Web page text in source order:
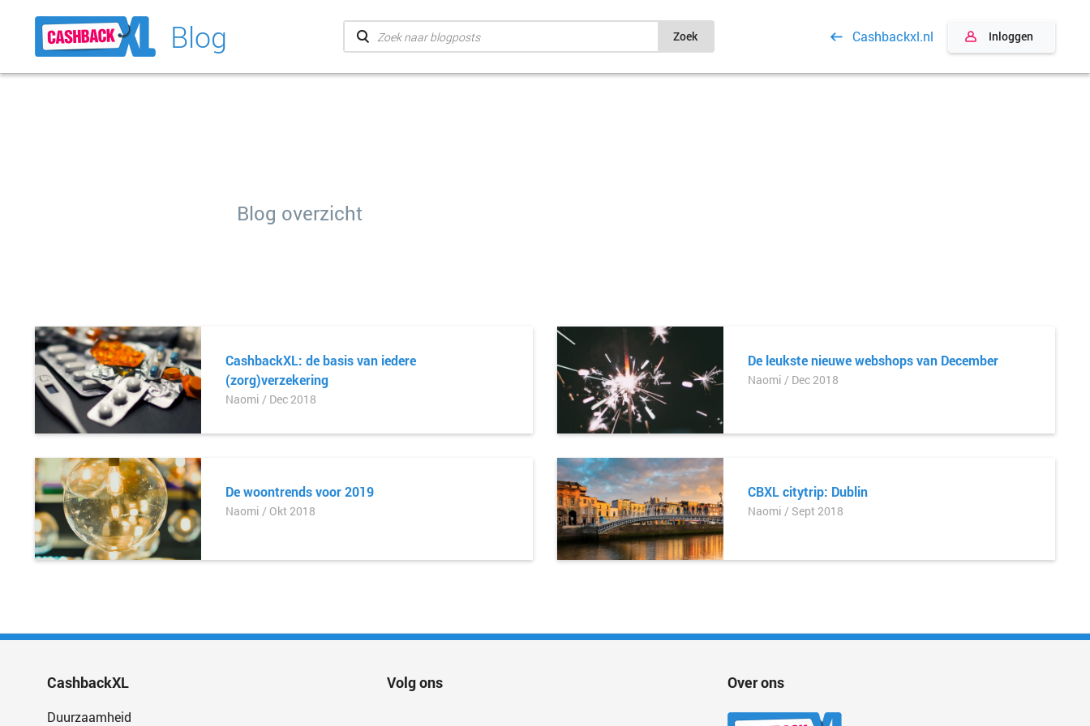
Blog Zoek Cashbackxl.nl Inloggen
Blog overzicht
CashbackXL: de basis van iedere
(zorg)verzekering
Naomi / Dec 2018
De leukste nieuwe webshops van December
Naomi / Dec 2018
De woontrends voor 2019
Naomi / Okt 2018
CBXL citytrip: Dublin
Naomi / Sept 2018
CashbackXL
Duurzaamheid
Volg ons Over ons